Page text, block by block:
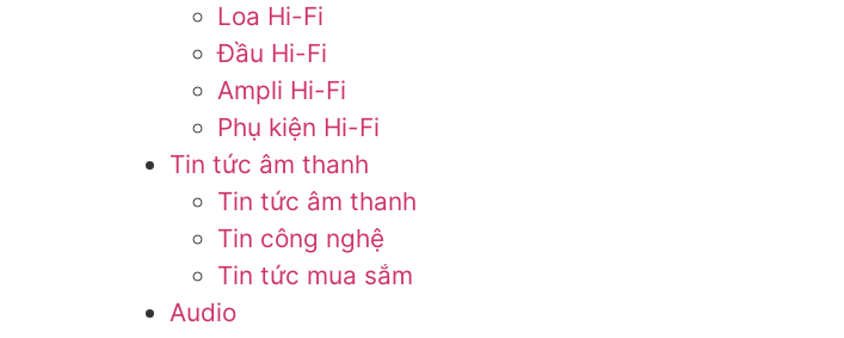
Loa Hi-Fi
Đầu Hi-Fi
Ampli Hi-Fi
Phụ kiện Hi-Fi
Tin tức âm thanh
Tin tức âm thanh
Tin công nghệ
Tin tức mua sắm
Audio